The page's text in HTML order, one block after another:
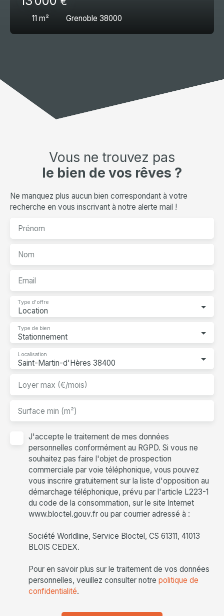
11 m² Grenoble 38000
Vous ne trouvez pas
le bien de vos rêves ?
Ne manquez plus aucun bien correspondant à votre
recherche en vous inscrivant à notre alerte mail !
Prénom
Nom
Email
Location
Type d'offre
Stationnement
Type de bien
Saint-Martin-d'Hères 38400
Localisation
Loyer max (€/mois)
Surface min (m²)
J'accepte le traitement de mes données
personnelles conformément au RGPD. Si vous ne
souhaitez pas faire l'objet de prospection
commerciale par voie téléphonique, vous pouvez
vous inscrire gratuitement sur la liste d'opposition au
démarchage téléphonique, prévu par l'article L223-1
du code de la consommation, sur le site Internet
www.bloctel.gouv.fr ou par courrier adressé à :
Société Worldline, Service Bloctel, CS 61311, 41013
BLOIS CEDEX.
Pour en savoir plus sur le traitement de vos données
personnelles, veuillez consulter notre politique de
confidentialité.